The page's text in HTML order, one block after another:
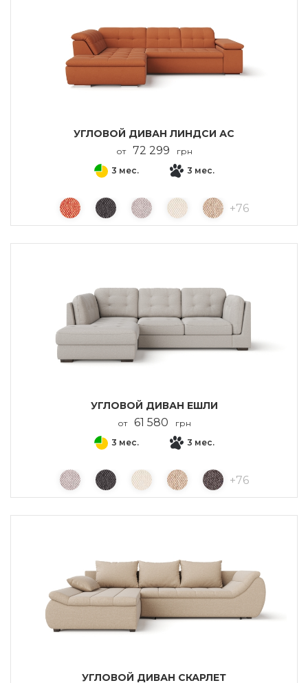
УГЛОВОЙ ДИВАН ЛИНДСИ АС
от 72 299 грн
+76
3 мес. 3 мес.
УГЛОВОЙ ДИВАН ЕШЛИ
от 61 580 грн
+76
3 мес. 3 мес.
УГЛОВОЙ ДИВАН СКАРЛЕТ